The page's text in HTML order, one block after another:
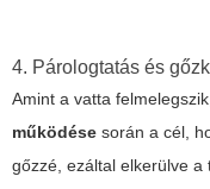
4. Párologtatás és
Amint a vatta
működése során a cél,
gőzzé, ezáltal elkerülve